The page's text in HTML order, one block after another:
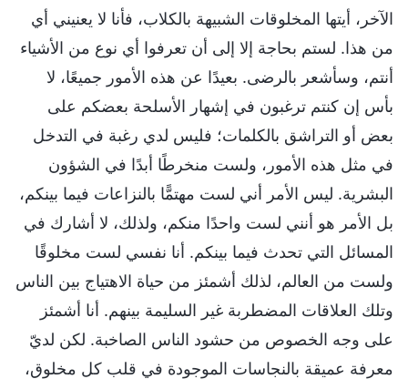
الآخر، أيتها المخلوقات الشبيهة بالكلاب، فأنا لا يعنيني أي
من هذا. لستم بحاجة إلا إلى أن تعرفوا أي نوع من الأشياء
أنتم، وسأشعر بالرضى. بعيدًا عن هذه الأمور جميعًا، لا
بأس إن كنتم ترغبون في إشهار الأسلحة بعضكم على
بعض أو التراشق بالكلمات؛ فليس لدي رغبة في التدخل
في مثل هذه الأمور، ولست منخرطًا أبدًا في الشؤون
البشرية. ليس الأمر أني لست مهتمًّا بالنزاعات فيما بينكم،
بل الأمر هو أنني لست واحدًا منكم، ولذلك، لا أشارك في
المسائل التي تحدث فيما بينكم. أنا نفسي لست مخلوقًا
ولست من العالم، لذلك أشمئز من حياة الاهتياج بين الناس
وتلك العلاقات المضطربة غير السليمة بينهم. أنا أشمئز
على وجه الخصوص من حشود الناس الصاخبة. لكن لديّ
معرفة عميقة بالنجاسات الموجودة في قلب كل مخلوق،